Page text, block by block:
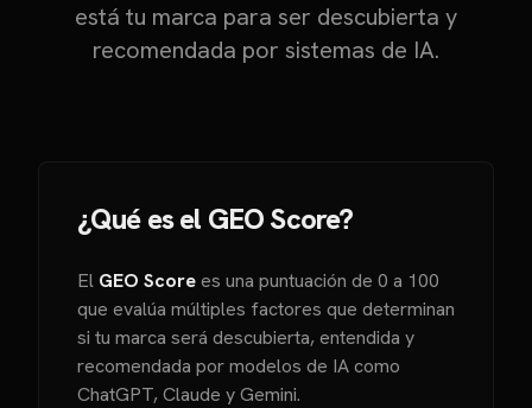
está tu marca para ser descubierta y
recomendada por sistemas de IA.
¿Qué es el GEO Score?
El GEO Scorees una puntuación de 0 a 100
que evalúa múltiples factores que determinan
si tu marca será descubierta, entendida y
recomendada por modelos de IA como
ChatGPT, Claude y Gemini.